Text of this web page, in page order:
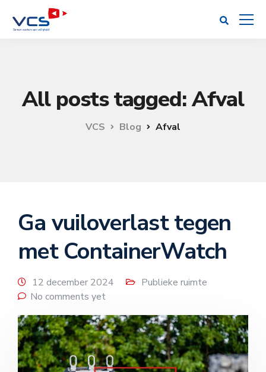
All posts tagged: Afval
VCS Blog Afval
Ga vuiloverlast tegen
met ContainerWatch
12 december 2024
Publieke ruimte
No comments yet